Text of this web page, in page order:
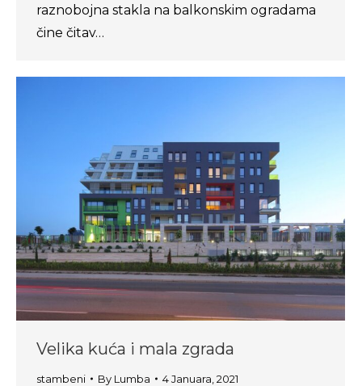
raznobojna stakla na balkonskim ogradama
čine čitav…
Velika kuća i mala zgrada
stambeni By Lumba 4 Januara, 2021